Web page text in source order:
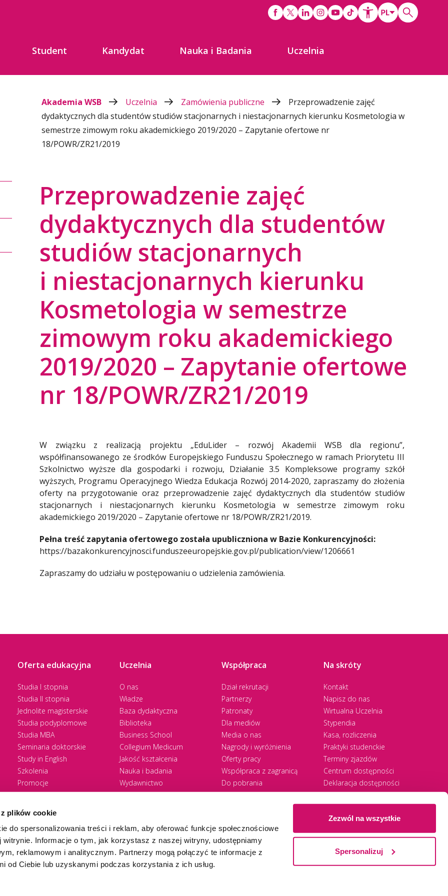
plików cookie
do spersonalizowania treści i reklam, aby oferować funkcje społecznościowe
witrynie. Informacje o tym, jak korzystasz z naszej witryny, udostępniamy
reklamowym i analitycznym. Partnerzy mogą połączyć te informacje z
od Ciebie lub uzyskanymi podczas korzystania z ich usług.
Zezwól na wszystkie
Spersonalizuj
Student Kandydat Nauka i Badania Uczelnia
Akademia WSB Uczelnia Zamówienia publiczne
Przeprowadzenie zajęć
dydaktycznych dla studentów studiów stacjonarnych i niestacjonarnych kierunku Kosmetologia w
semestrze zimowym roku akademickiego 2019/2020 – Zapytanie ofertowe nr
18/POWR/ZR21/2019
Przeprowadzenie zajęć
dydaktycznych dla studentów
studiów stacjonarnych
i niestacjonarnych kierunku
Kosmetologia w semestrze
zimowym roku akademickiego
2019/2020 – Zapytanie ofertowe
nr 18/POWR/ZR21/2019
W związku z realizacją projektu „EduLider – rozwój Akademii WSB dla regionu”,
współfinansowanego ze środków Europejskiego Funduszu Społecznego w ramach Priorytetu III
Szkolnictwo wyższe dla gospodarki i rozwoju, Działanie 3.5 Kompleksowe programy szkół
wyższych, Programu Operacyjnego Wiedza Edukacja Rozwój 2014-2020, zapraszamy do złożenia
oferty na przygotowanie oraz przeprowadzenie zajęć dydaktycznych dla studentów studiów
stacjonarnych i niestacjonarnych kierunku Kosmetologia w semestrze zimowym roku
akademickiego 2019/2020 – Zapytanie ofertowe nr 18/POWR/ZR21/2019.
Pełna treść zapytania ofertowego została upubliczniona w Bazie Konkurencyjności:
https://bazakonkurencyjnosci.funduszeeuropejskie.gov.pl/publication/view/1206661
Zapraszamy do udziału w postępowaniu o udzielenia zamówienia.
Oferta edukacyjna
Studia I stopnia
Studia II stopnia
Jednolite magisterskie
Studia podyplomowe
Studia MBA
Seminaria doktorskie
Study in English
Szkolenia
Promocje
Zasady rekrutacji
Uczelnia
O nas
Władze
Baza dydaktyczna
Biblioteka
Business School
Collegium Medicum
Jakość kształcenia
Nauka i badania
Wydawnictwo
Zrównoważony rozwój
Współpraca
Dział rekrutacji
Partnerzy
Patronaty
Dla mediów
Media o nas
Nagrody i wyróżnienia
Oferty pracy
Współpraca z zagranicą
Do pobrania
Na skróty
Kontakt
Napisz do nas
Wirtualna Uczelnia
Stypendia
Kasa, rozliczenia
Praktyki studenckie
Terminy zjazdów
Centrum dostępności
Deklaracja dostępności
RODO
Ⓒ 2026 Akademia WSBWSB University